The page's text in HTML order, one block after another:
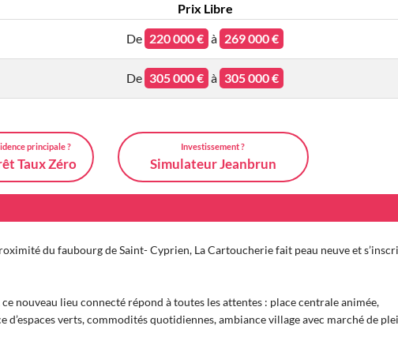
Prix Libre
De 220 000 € à 269 000 €
De 305 000 € à 305 000 €
principale ?
Taux Zéro
Investissement ?
Simulateur Jeanbrun
du faubourg de Saint- Cyprien, La Cartoucherie fait peau neuve et
nouveau lieu connecté répond à toutes les attentes : place centrale animée,
d’espaces verts, commodités quotidiennes, ambiance village avec marché de